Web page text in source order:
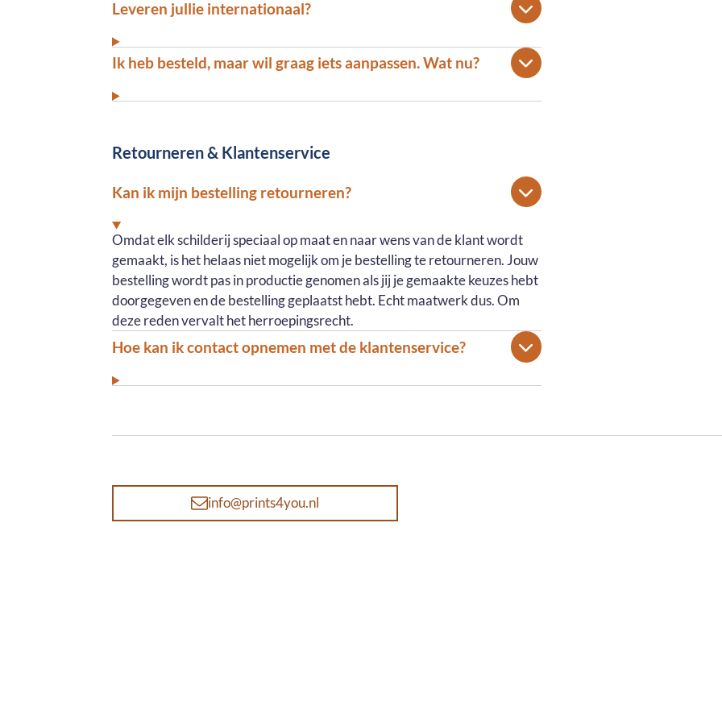
Leveren jullie internationaal?
Ik heb besteld, maar wil graag iets aanpassen. Wat nu?
Retourneren & Klantenservice
Kan ik mijn bestelling retourneren?
Omdat elk schilderij speciaal op maat en naar wens van de klant wordt
gemaakt, is het helaas niet mogelijk om je bestelling te retourneren. Jouw
bestelling wordt pas in productie genomen als jij je gemaakte keuzes hebt
doorgegeven en de bestelling geplaatst hebt. Echt maatwerk dus. Om
deze reden vervalt het herroepingsrecht.
Hoe kan ik contact opnemen met de klantenservice?
info@prints4you.nl